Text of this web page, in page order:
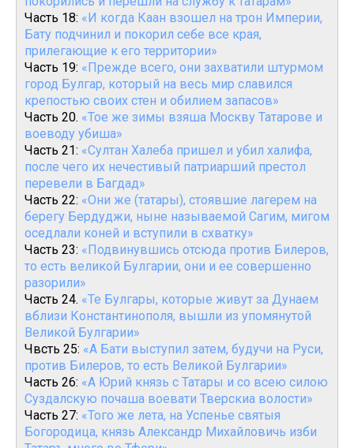
Часть 18: «И когда Каан взошел на трон Империи,
Бату подчинил и покорил себе все края,
прилегающие к его территории»
Часть 19: «Прежде всего, они захватили штурмом
город Булгар, который на весь мир славился
крепостью своих стен и обилием запасов»
Часть 20. «Тое же зимы взяша Москву Татарове и
воеводу убиша»
Часть 21: «Султан Халеба пришел и убил халифа,
после чего их нечестивый патриарший престол
перевели в Багдад»
Часть 22: «Они же (татары), стоявшие лагерем на
берегу Бердуджи, ныне называемой Сагим, мигом
оседлали коней и вступили в схватку»
Часть 23: «Подвинувшись отсюда против Билеров,
то есть великой Булгарии, они и ее совершенно
разорили»
Часть 24. «Те Булгары, которые живут за Дунаем
вблизи Константинополя, вышли из упомянутой
Великой Булгарии»
Чвсть 25: «А Бати выступил затем, будучи на Руси,
против Билеров, то есть Великой Булгарии»
Часть 26: «А Юрий князь с Татары и со всею силою
Суздалскую почаша воевати Тверскиа волости»
Часть 27: «Того же лета, на Успенье святыя
Богородица, князь Александр Михайловичь изби